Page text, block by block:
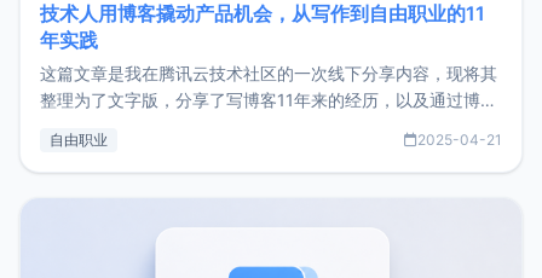
技术人用博客撬动产品机会，从写作到自由职业的11
年实践
这篇文章是我在腾讯云技术社区的一次线下分享内容，现将其
整理为了文字版，分享了写博客11年来的经历，以及通过博客
了我的首个产品ImgURL的真实数据和产品现状。自我介绍大
自由职业 2025-04-21